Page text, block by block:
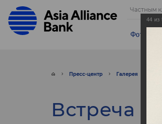
Частным
Пресс-центр Галерея
Встреча
44 из